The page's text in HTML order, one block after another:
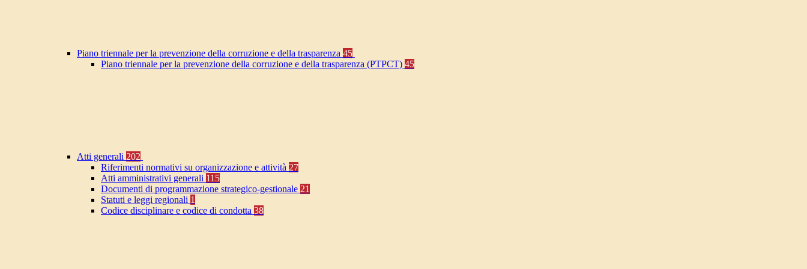
Piano triennale per la prevenzione della corruzione e della trasparenza 45
Piano triennale per la prevenzione della corruzione e della trasparenza (PTPCT) 45
Atti generali 202
Riferimenti normativi su organizzazione e attività 27
Atti amministrativi generali 115
Documenti di programmazione strategico-gestionale 21
Statuti e leggi regionali 1
Codice disciplinare e codice di condotta 38